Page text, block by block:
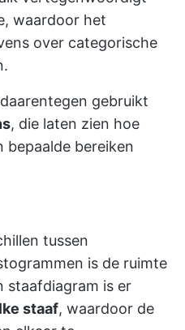
waardoor het
over categorische
gebruikt
, die laten zien hoe
bepaalde bereiken
tussen
is de ruimte
staafdiagram is er
staaf, waardoor de